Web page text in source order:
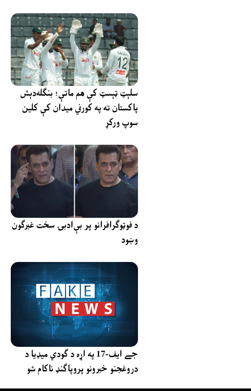
سلېټ ټېسټ کې هم ماتې؛ بنګله‌دېش
پاکستان ته په کورني میدان کې کلین
سوپ ورکړ
د فوټوګرافرانو پر بې‌ادبۍ سخت غبرګون
وښود
جے ایف-17 په اړه د ګودي میډیا د
دروغجنو خبرونو پروپاګنډ ناکام شو